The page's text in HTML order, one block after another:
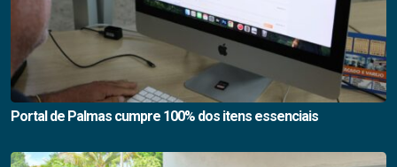
Portal de Palmas cumpre 100% dos itens essenciais